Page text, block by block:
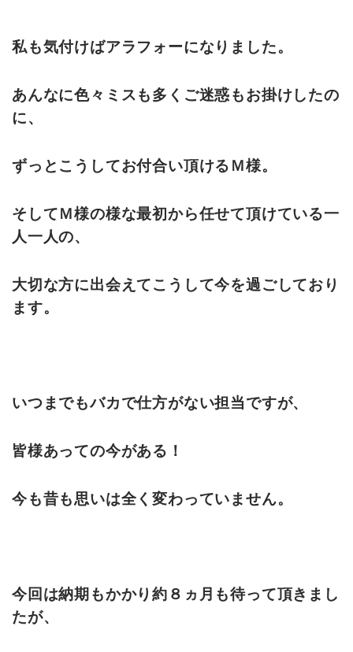
私も気付けばアラフォーになりました。
あんなに色々ミスも多くご迷惑もお掛けしたの
に、
ずっとこうしてお付合い頂けるＭ様。
そしてＭ様の様な最初から任せて頂けている一
人一人の、
大切な方に出会えてこうして今を過ごしており
ます。
いつまでもバカで仕方がない担当ですが、
皆様あっての今がある！
今も昔も思いは全く変わっていません。
今回は納期もかかり約８ヵ月も待って頂きまし
たが、